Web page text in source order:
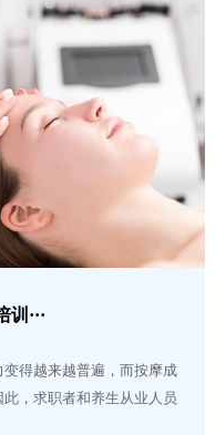
···
得越来越普遍，而按摩成
，求职者和养生从业人员